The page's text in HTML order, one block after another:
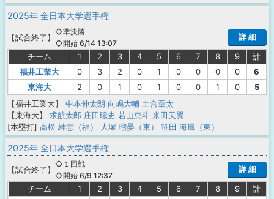
2025年 全日本大学選手権
【試合終了 】
◇準決勝
◇開始 6/14 13:07
詳 細
チーム 1 2 3 4 5 6 7 8 9
計
福井工業大
0 3 2 0 1 0 0 0 0
6
東海大
2 0 1 0 1 0 0 1 0
5
【福井工業大】
中本伸太朗 向嶋大輔 土合章太
【東海大】
求航太郎 庄田聡史 若山恵斗 米田天翼
[本塁打] 高松 紳志（福） 大塚 瑠晏（東） 笹田 海風（東）
2025年 全日本大学選手権
【試合終了 】
◇１回戦
◇開始 6/9 12:37
詳 細
チーム 1 2 3 4 5 6 7 8 9 計